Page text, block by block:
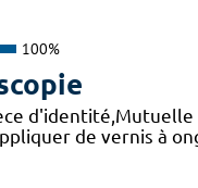
100%
de vernis à